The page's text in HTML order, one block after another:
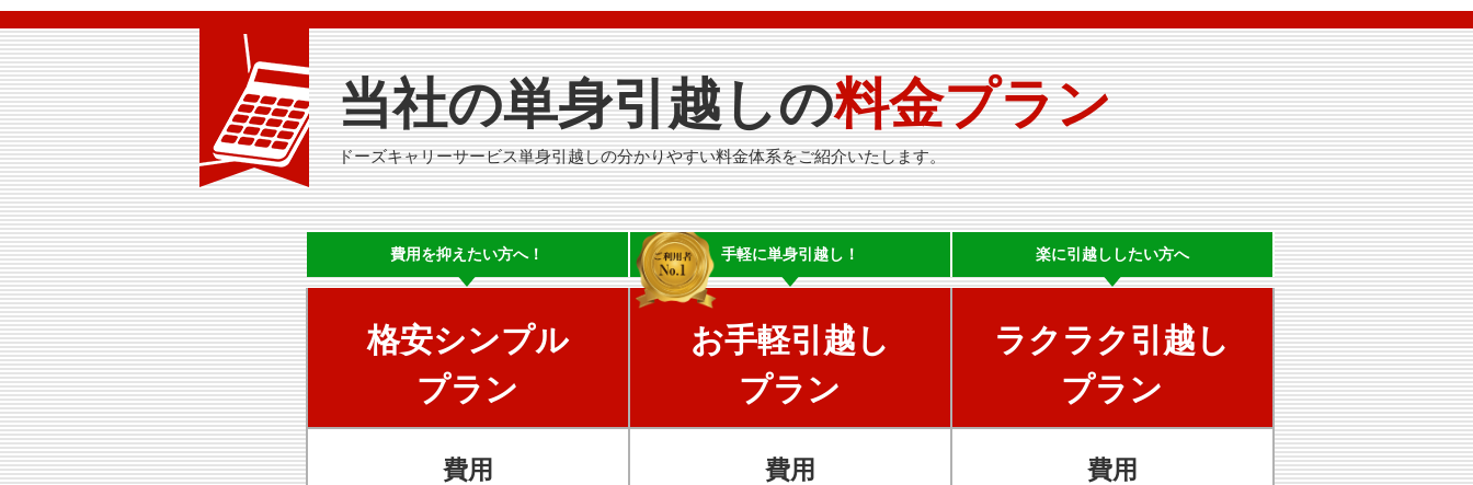
当社の単身引越しの料金プラン
ドーズキャリーサービス単身引越しの分かりやすい料金体系をご紹介いたします。
費用を抑えたい方へ！ 手軽に単身引越し！ 楽に引越ししたい方へ
格安シンプル
プラン
お手軽引越し
プラン
ラクラク 引越し
プラン
費用 費用 費用